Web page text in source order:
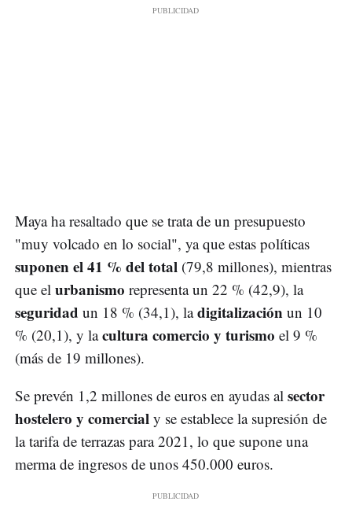
Maya ha resaltado que se trata de un presupuesto
"muy volcado en lo social", ya que estas políticas
suponen el 41 % del total (79,8 millones), mientras
que el urbanismo representa un 22 % (42,9), la
seguridad un 18 % (34,1), ladigitalización un 10
% (20,1), y lacultura comercio y turismo el 9 %
(más de 19 millones).
Se prevén 1,2 millones de euros en ayudas al sector
hostelero y comercial y se establece la supresión de
la tarifa de terrazas para 2021, lo que supone una
merma de ingresos de unos 450.000 euros.